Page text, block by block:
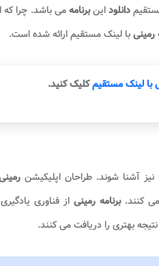
دانلوداینبرنامهمی باشد. چرا
رمینیبا لینک مستقیم ارائه شده است.
با لینک مستقیمکلیک کنید.
نیز آشنا شوند. طراحان اپلیکیشن
کنند. برنامه رمینی از فناوری
نتیجه بهتری را دریافت می کنند.